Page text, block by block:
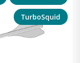
TurboSquid